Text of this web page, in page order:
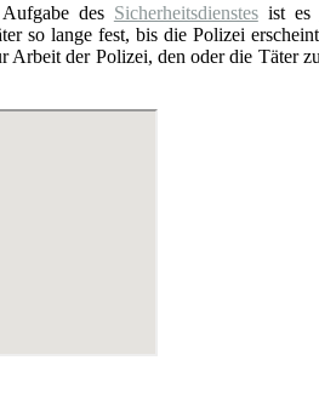
des Sicherheitsdienstesist es
so lange fest, bis die Polizei
Arbeit der Polizei, den oder die